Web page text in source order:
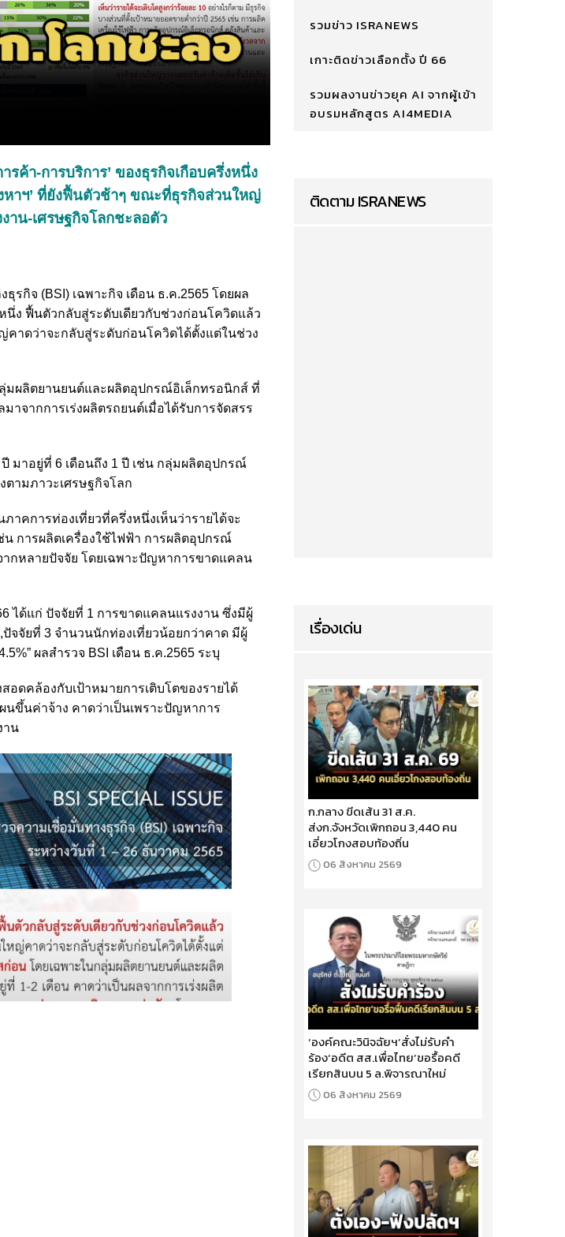
รค้า-การบริการ’ ของธุรกิจเกือบครึ่งหนึ่ง
หาฯ’ ที่ยังฟื้นตัวช้าๆ ขณะที่ธุรกิจส่วนใหญ่
าน-เศรษฐกิจโลกชะลอตัว
รกิจ (BSI) เฉพาะกิจ เดือน ธ.ค.2565 โดยผล
นึ่ง ฟื้นตัวกลับสู่ระดับเดียวกับช่วงก่อนโควิดแล้ว
คาดว่าจะกลับสู่ระดับก่อนโควิดได้ตั้งแต่ในช่วง
มผลิตยานยนต์และผลิตอุปกรณ์อิเล็กทรอนิกส์ ที่
าจากการเร่งผลิตรถยนต์เมื่อได้รับการจัดสรร
มาอยู่ที่ 6 เดือนถึง 1 ปี เช่น กลุ่มผลิตอุปกรณ์
ตามภาวะเศรษฐกิจโลก
าคการท่องเที่ยวที่ครึ่งหนึ่งเห็นว่ารายได้จะ
น การผลิตเครื่องใช้ไฟฟ้า การผลิตอุปกรณ์
กหลายปัจจัย โดยเฉพาะปัญหาการขาดแคลน
ได้แก่ ปัจจัยที่ 1 การขาดแคลนแรงงาน ซึ่งมีผู้
จจัยที่ 3 จำนวนนักท่องเที่ยวน้อยกว่าคาด มีผู้
ผลสำรวจ BSI เดือน ธ.ค.2565 ระบุ
ดคล้องกับเป้าหมายการเติบโตของรายได้
นขึ้นค่าจ้าง คาดว่าเป็นเพราะปัญหาการ
าน
รวมข่าว ISRANEWS
เกาะติดข่าวเลือกตั้ง ปี 66
รวมผลงานข่าวยุค AI จากผู้เข้า
อบรมหลักสูตร AI4MEDIA
ติดตาม ISRANEWS
เรื่องเด่น
ก.กลาง ขีดเส้น 31 ส.ค.
ส่งก.จังหวัดเพิกถอน 3,440 คน
เอี่ยวโกงสอบท้องถิ่น
06 สิงหาคม 2569
‘องค์คณะวินิจฉัยฯ’สั่งไม่รับคำ
ร้อง‘อดีต สส.เพื่อไทย’ขอรื้อคดี
เรียกสินบน 5 ล.พิจารณาใหม่
06 สิงหาคม 2569